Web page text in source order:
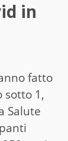
in
fatto
sotto 1,
Salute